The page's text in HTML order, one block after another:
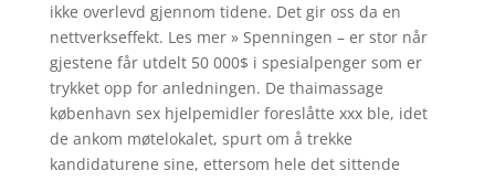
ikke overlevd gjennom tidene. Det gir oss da en
nettverkseffekt. Les mer » Spenningen – er stor når
gjestene får utdelt 50 000$ i spesialpenger som er
trykket opp for anledningen. De thaimassage
københavn sex hjelpemidler foreslåtte xxx ble, idet
de ankom møtelokalet, spurt om å trekke
kandidaturene sine, ettersom hele det sittende